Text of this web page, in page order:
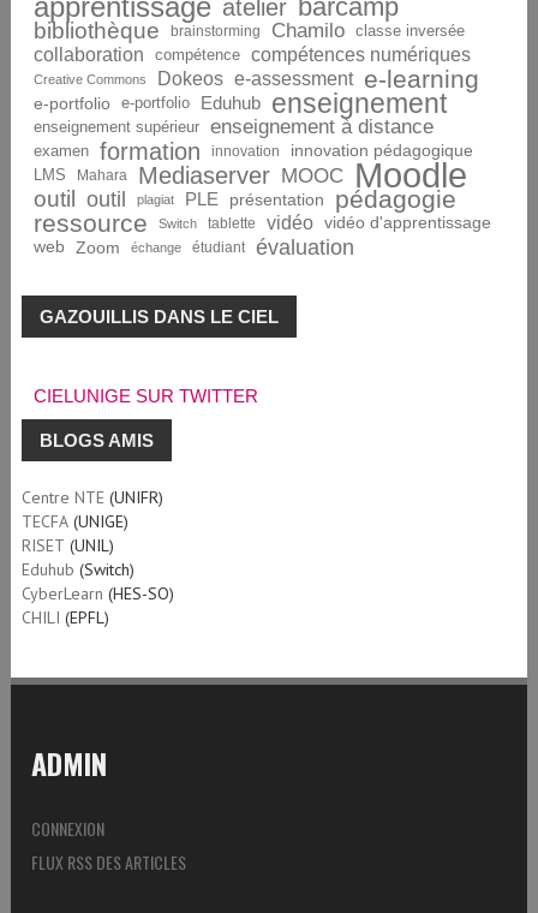
apprentissage atelier barcamp
bibliothèque brainstorming Chamilo classe inversée
collaboration compétence compétences numériques
Creative Commons Dokeos e-assessment e-learning
e-portfolio e-portfolio Eduhub enseignement
enseignement supérieur enseignement à distance
examen formation innovation innovation pédagogique
LMS Mahara Mediaserver MOOC Moodle
outil outil plagiat PLE présentation
pédagogie
ressource
Switch tablette vidéo
vidéo d'apprentissage
web
Zoom échange étudiant évaluation
GAZOUILLIS DANS LE CIEL
CIELUNIGE SUR TWITTER
BLOGS AMIS
Centre NTE(UNIFR)
TECFA(UNIGE)
RISET (UNIL)
Eduhub (Switch)
CyberLearn (HES-SO)
CHILI (EPFL)
ADMIN
CONNEXION
FLUX RSS DES ARTICLES